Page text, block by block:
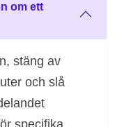
om ett
stäng av
och slå